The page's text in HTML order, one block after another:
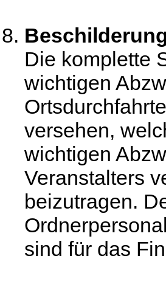
Die komplette
wichtigen
versehen,
wichtigen
Veranstalters
beizutragen.
sind für das